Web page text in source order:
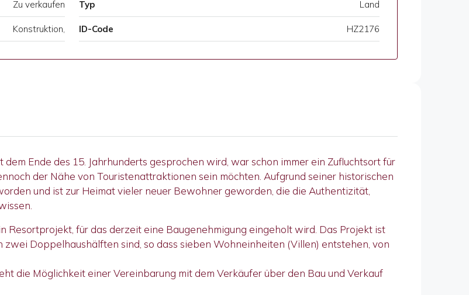
Zu verkaufen Typ Land
Konstruktion, ID-Code HZ2176
Ende des 15. Jahrhunderts gesprochen wird, war schon immer ein Zufluchtsort für
der Nähe von Touristenattraktionen sein möchten. Aufgrund seiner historischen
und ist zur Heimat vieler neuer Bewohner geworden, die die Authentizität,
Resortprojekt, für das derzeit eine Baugenehmigung eingeholt wird. Das Projekt ist
Doppelhaushälften sind, so dass sieben Wohneinheiten (Villen) entstehen, von
die Möglichkeit einer Vereinbarung mit dem Verkäufer über den Bau und Verkauf